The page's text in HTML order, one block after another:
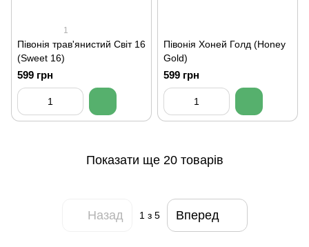
1
Півонія трав'янистий Світ 16
(Sweet 16)
599 грн
Півонія Хоней Голд (Honey
Gold)
599 грн
Показати ще 20 товарів
Назад 1 з 5 Вперед